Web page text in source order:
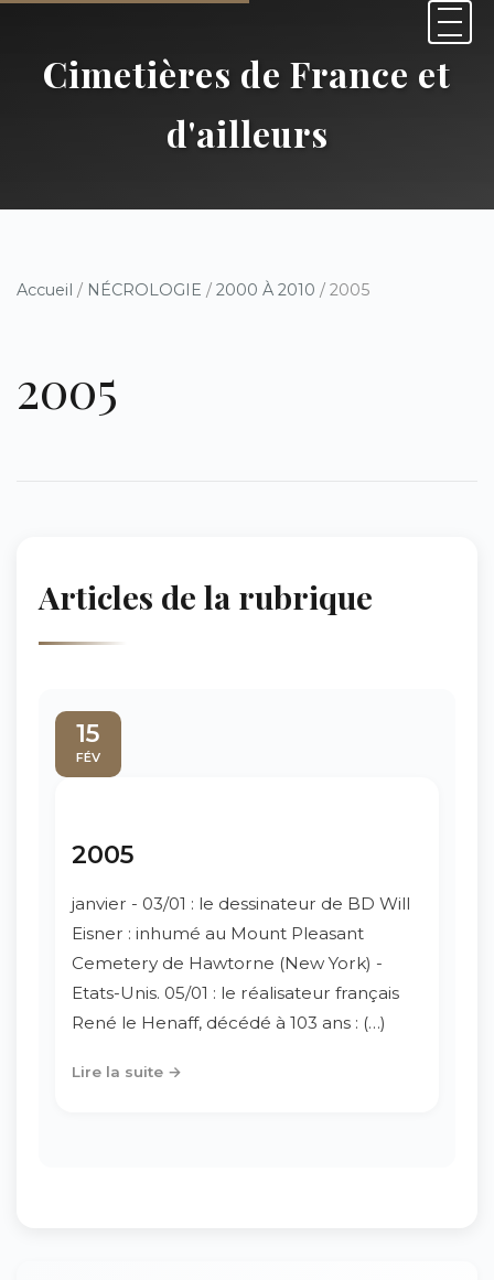
Cimetières de France et
d'ailleurs
Accueil / NÉCROLOGIE / 2000 À 2010 / 2005
2005
Articles de la rubrique
15
FÉV
2005
janvier - 03/01 : le dessinateur de BD Will
Eisner : inhumé au Mount Pleasant
Cemetery de Hawtorne (New York) -
Etats-Unis. 05/01 : le réalisateur français
René le Henaff, décédé à 103 ans : (…)
Lire la suite →